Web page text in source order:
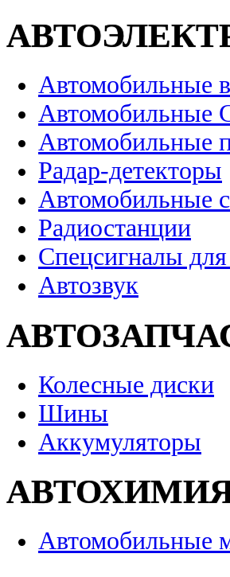
Автомобильные
Автомобильные
Автомобильные
Радар-детекторы
Автомобильные
Радиостанции
Спецсигналы
Автозвук
Колесные диски
Шины
Аккумуляторы
Автомобильные